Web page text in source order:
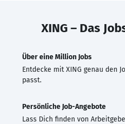
XING – Das
Über eine Million Jobs
Entdecke mit XING genau den
passt.
Persönliche Job-Angebote
Lass Dich finden von